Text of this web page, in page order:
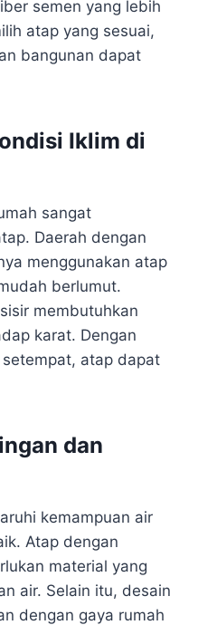
semen yang lebih
atap yang sesuai,
bangunan dapat
Iklim di
sangat
Daerah dengan
menggunakan atap
berlumut.
membutuhkan
karat. Dengan
atap dapat
dan
kemampuan air
Atap dengan
material yang
air. Selain itu, desain
dengan gaya rumah